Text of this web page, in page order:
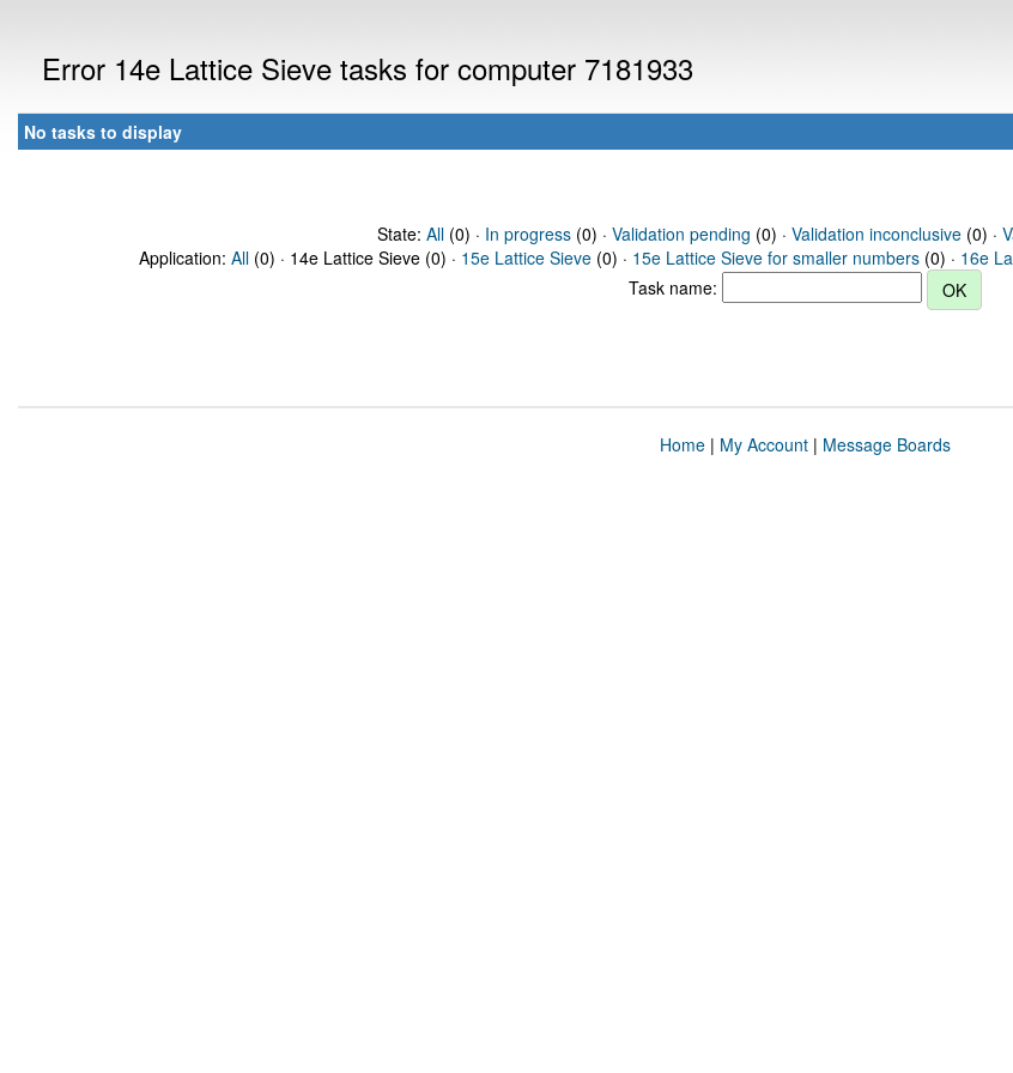
Error 14e Lattice Sieve tasks for computer 7181933
No tasks to display
State: All(0) · In progress(0) · Validation pending (0) · Validation inconclusive(0) ·
Application: All (0) · 14e Lattice Sieve (0) · 15e Lattice Sieve (0) · 15e Lattice Sieve for smaller numbers (0) · 16e
Task name:
Home| My Account| Message Boards